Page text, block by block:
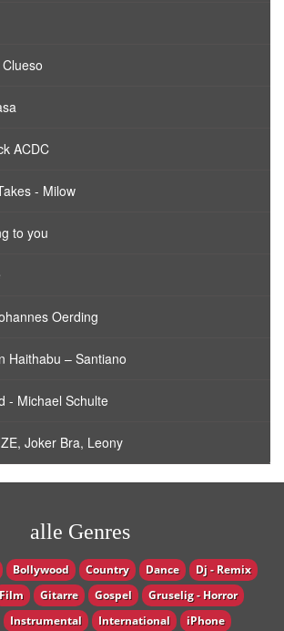
ACDC
- Milow
to you
Oerding
Haithabu – Santiano
- Michael Schulte
Joker Bra, Leony
alle Genres
Bollywood Country Dance
Dj - Remix
Film Gitarre Gospel
Gruselig - Horror
Instrumental International iPhone